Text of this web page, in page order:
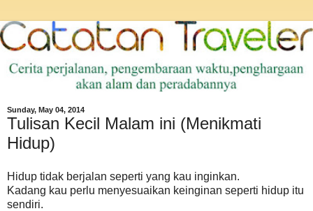
Sunday, May 04, 2014
Tulisan Kecil Malam ini (Menikmati
Hidup)
Hidup tidak berjalan seperti yang kau inginkan.
Kadang kau perlu menyesuaikan keinginan seperti hidup itu
sendiri.